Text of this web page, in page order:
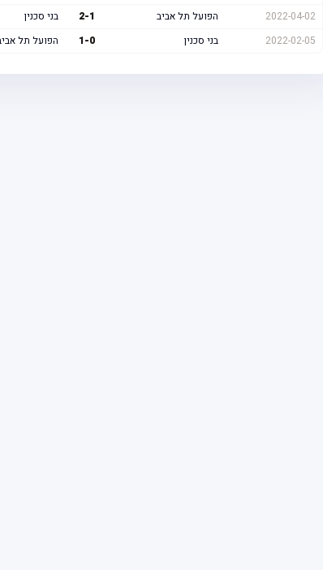
2022-04-02
הפועל תל אביב 2-1 בני סכנין
2022-02-05
בני סכנין 1-0 הפועל תל